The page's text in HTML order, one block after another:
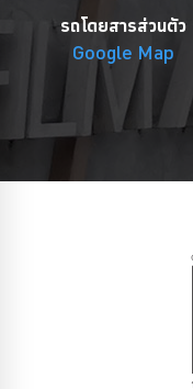
รถโดยสารส่วนตัว
Google Map